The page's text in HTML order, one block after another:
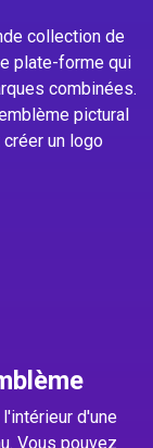
collection de
plate-forme qui
combinées.
pictural
un logo
d'une
Vous pouvez